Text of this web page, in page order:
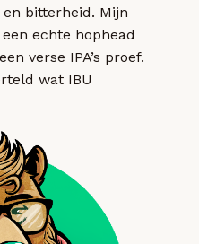
bitterheid. Mijn
echte hophead
verse IPA’s proef.
wat IBU